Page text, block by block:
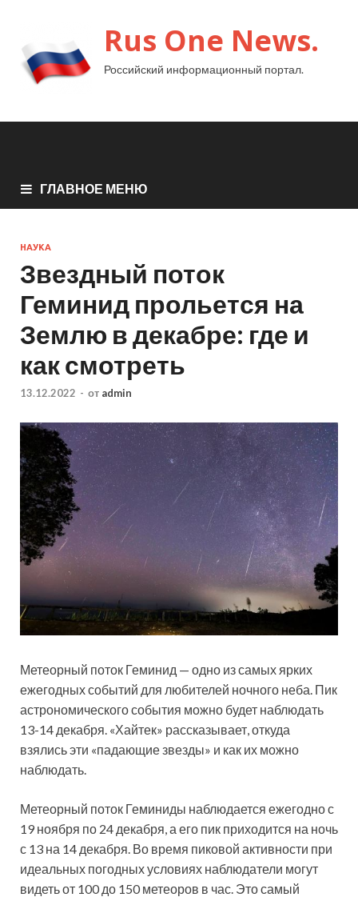
Rus One News.
Российский информационный портал.
ГЛАВНОЕ МЕНЮ
НАУКА
Звездный поток
Геминид прольется на
Землю в декабре: где и
как смотреть
13.12.2022 - от admin
Метеорный поток Геминид — одно из самых ярких
ежегодных событий для любителей ночного неба. Пик
астрономического события можно будет наблюдать
13-14 декабря. «Хайтек» рассказывает, откуда
взялись эти «падающие звезды» и как их можно
наблюдать.
Метеорный поток Геминиды наблюдается ежегодно с
19 ноября по 24 декабря, а его пик приходится на ночь
с 13 на 14 декабря. Во время пиковой активности при
идеальных погодных условиях наблюдатели могут
видеть от 100 до 150 метеоров в час. Это самый